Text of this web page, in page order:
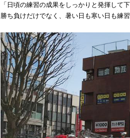
「日頃の練習の成果をしっかりと発揮して
勝ち負けだけでなく、暑い日も寒い日も練